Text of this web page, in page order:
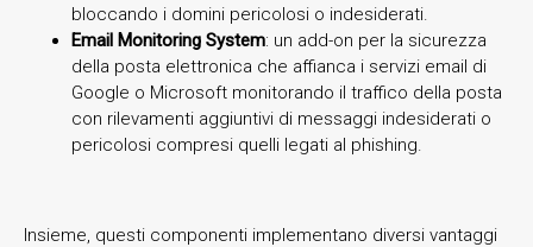
bloccando i domini pericolosi o indesiderati.
Email Monitoring System: un add-on per la sicurezza
della posta elettronica che affianca i servizi email di
Google o Microsoft monitorando il traffico della posta
con rilevamenti aggiuntivi di messaggi indesiderati o
pericolosi compresi quelli legati al phishing.
Insieme, questi componenti implementano diversi vantaggi